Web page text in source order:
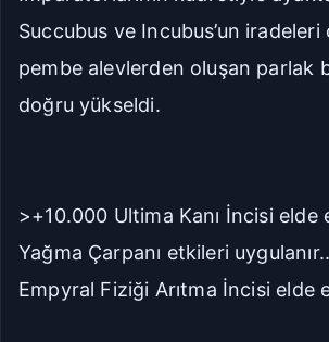
Succubus ve Incubus’un
pembe alevlerden oluşan parlak
doğru yükseldi.
>+10.000 Ultima Kanı İncisi elde
Yağma Çarpanı etkileri
Empyral Fiziği Arıtma İncisi elde